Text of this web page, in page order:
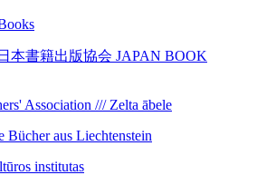
書籍出版協会 JAPAN BOOK
Association /// Zelta ābele
Bücher aus Liechtenstein
institutas